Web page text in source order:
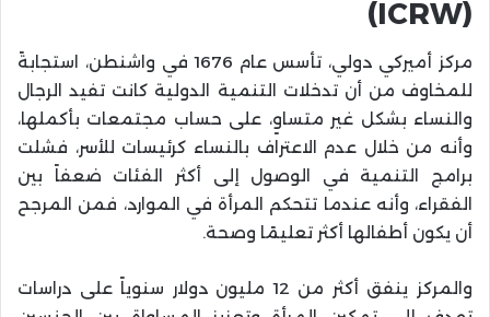
(ICRW)
مركز أميركي دولي، تأسس عام 1676 في واشنطن، استجابةً
للمخاوف من أن تدخلات التنمية الدولية كانت تفيد الرجال
والنساء بشكل غير متساوٍ، على حساب مجتمعات بأكملها،
وأنه من خلال عدم الاعتراف بالنساء كرئيسات للأسر، فشلت
برامج التنمية في الوصول إلى أكثر الفئات ضعفاً بين
الفقراء، وأنه عندما تتحكم المرأة في الموارد، فمن المرجح
أن يكون أطفالها أكثر تعليمًا وصحة.
والمركز ينفق أكثر من 12 مليون دولار سنوياً على دراسات